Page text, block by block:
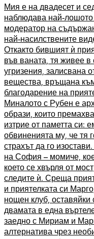
Мия е на двадесет и
наблюдава най-лошото
модератор на
най-насилствените
Откакто бившият ѝ
във ваната, тя живее
угризения, залисвана
вещества, връщана
благодарение на
Миналото с Рубен е
образи, които
изтрие от паметта си:
обвиненията му, че тя
страхът да го
на София – момиче,
което се хвърля от
следите ѝ. Среща
и приятелката си
нощен клуб, оставяйки
двамата в една
заедно с Мириам и
алтернатива чрез